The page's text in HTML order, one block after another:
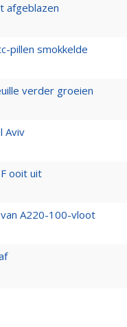
afgeblazen
pillen smokkelde
verder groeien
Aviv
ooit uit
A220-100-vloot